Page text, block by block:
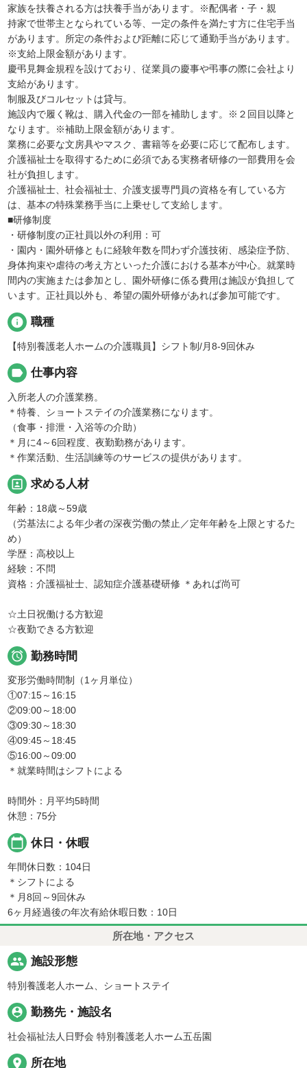
家族を扶養される方は扶養手当があります。※配偶者・子・親
持家で世帯主となられている等、一定の条件を満たす方に住宅手当
があります。所定の条件および距離に応じて通勤手当があります。
※支給上限金額があります。
慶弔見舞金規程を設けており、従業員の慶事や弔事の際に会社より
支給があります。
制服及びコルセットは貸与。
施設内で履く靴は、購入代金の一部を補助します。※２回目以降と
なります。※補助上限金額があります。
業務に必要な文房具やマスク、書籍等を必要に応じて配布します。
介護福祉士を取得するために必須である実務者研修の一部費用を会
社が負担します。
介護福祉士、社会福祉士、介護支援専門員の資格を有している方
は、基本の特殊業務手当に上乗せして支給します。
■研修制度
・研修制度の正社員以外の利用：可
・園内・園外研修ともに経験年数を問わず介護技術、感染症予防、
身体拘束や虐待の考え方といった介護における基本が中心。就業時
間内の実施または参加とし、園外研修に係る費用は施設が負担して
います。正社員以外も、希望の園外研修があれば参加可能です。
info 職種
【特別養護老人ホームの介護職員】シフト制/月8-9回休み
label 仕事内容
入所老人の介護業務。
＊特養、ショートステイの介護業務になります。
（食事・排泄・入浴等の介助）
＊月に4～6回程度、夜勤勤務があります。
＊作業活動、生活訓練等のサービスの提供があります。
portrait 求める人材
年齢：18歳～59歳
（労基法による年少者の深夜労働の禁止／定年年齢を上限とするた
め）
学歴：高校以上
経験：不問
資格：介護福祉士、認知症介護基礎研修 ＊あれば尚可
☆土日祝働ける方歓迎
☆夜勤できる方歓迎
 勤務時間
変形労働時間制（1ヶ月単位）
①07:15～16:15
②09:00～18:00
③09:30～18:30
④09:45～18:45
⑤16:00～09:00
＊就業時間はシフトによる
時間外：月平均5時間
休憩：75分
calendar_today 休日・休暇
年間休日数：104日
＊シフトによる
＊月8回～9回休み
6ヶ月経過後の年次有給休暇日数：10日
所在地・アクセス
people 施設形態
特別養護老人ホーム、ショートステイ
person_pin 勤務先・施設名
社会福祉法人日野会 特別養護老人ホーム五岳園
place 所在地